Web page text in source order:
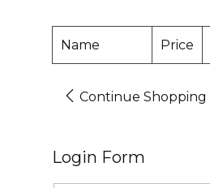
Name Price
Continue Shopping
Login Form